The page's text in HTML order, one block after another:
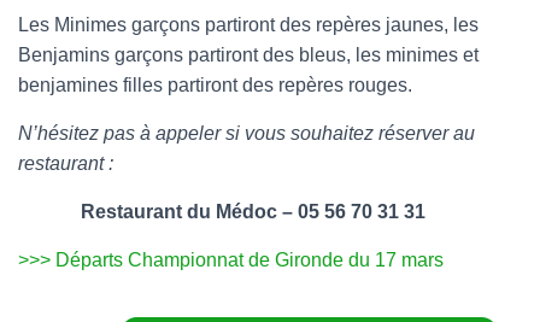
Les Minimes garçons partiront des repères jaunes, les
Benjamins garçons partiront des bleus, les minimes et
benjamines filles partiront des repères rouges.
N’hésitez pas à appeler si vous souhaitez réserver au
restaurant :
Restaurant du Médoc – 05 56 70 31 31
>>> Départs Championnat de Gironde du 17 mars